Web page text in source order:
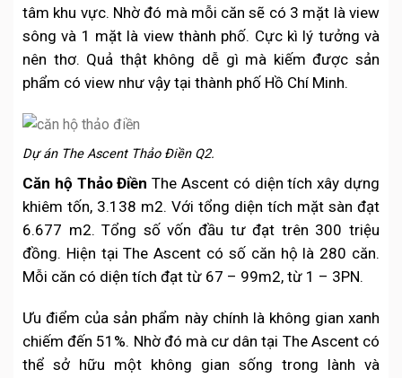
tâm khu vực. Nhờ đó mà mỗi căn sẽ có 3 mặt là view
sông và 1 mặt là view thành phố. Cực kì lý tưởng và
nên thơ. Quả thật không dễ gì mà kiếm được sản
phẩm có view như vậy tại thành phố Hồ Chí Minh.
Dự án The Ascent Thảo Điền Q2.
Căn hộ Thảo Điền The Ascent có diện tích xây dựng
khiêm tốn, 3.138 m2. Với tổng diện tích mặt sàn đạt
6.677 m2. Tổng số vốn đầu tư đạt trên 300 triệu
đồng. Hiện tại The Ascent có số căn hộ là 280 căn.
Mỗi căn có diện tích đạt từ 67 – 99m2, từ 1 – 3PN.
Ưu điểm của sản phẩm này chính là không gian xanh
chiếm đến 51%. Nhờ đó mà cư dân tại The Ascent có
thể sở hữu một không gian sống trong lành và